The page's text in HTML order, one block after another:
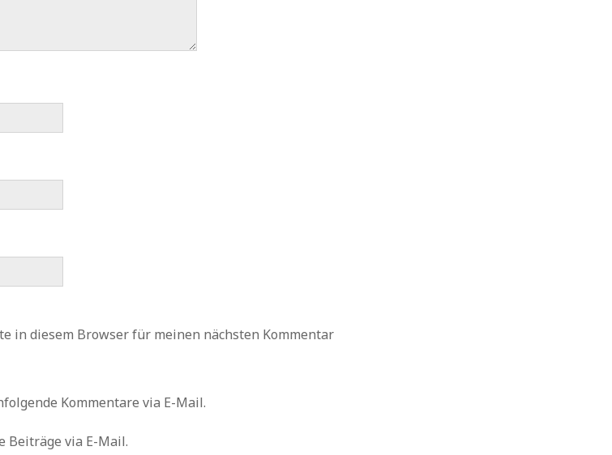
in diesem Browser für meinen nächsten Kommentar
Kommentare via E-Mail.
Beiträge via E-Mail.